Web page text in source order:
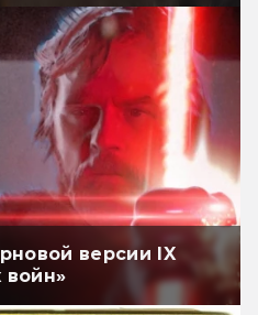
версии IX
войн»